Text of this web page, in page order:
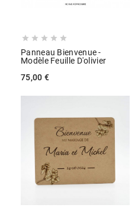
    
Panneau Bienvenue -
Modèle Feuille D'olivier
75,00 €